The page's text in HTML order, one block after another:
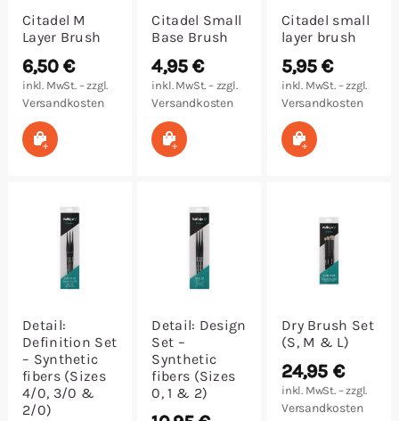
Spielzubehör
Tabletop
Würfel
Citadel M
Layer Brush
6,50 €
inkl. MwSt. – zzgl.
Versandkosten
In den Warenkorb
Citadel Small
Base Brush
4,95 €
inkl. MwSt. – zzgl.
Versandkosten
In den Warenkorb
Citadel small
layer brush
5,95€
inkl. MwSt. – zzgl.
Versandkosten
In den
Detail:
Definition Set
– Synthetic
fibers (Sizes
4/0, 3/0 &
2/0)
Detail: Design
Set –
Synthetic
fibers (Sizes
0, 1 & 2)
Dry Brush Set
(S, M & L)
24,95 €
inkl. MwSt. – zzgl.
Versandkosten